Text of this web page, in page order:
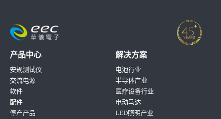
产品中心
安规测试仪
交流电源
软件
配件
停产产品
解决方案
电池行业
半导体产业
医疗设备行业
电动马达
LED照明产业